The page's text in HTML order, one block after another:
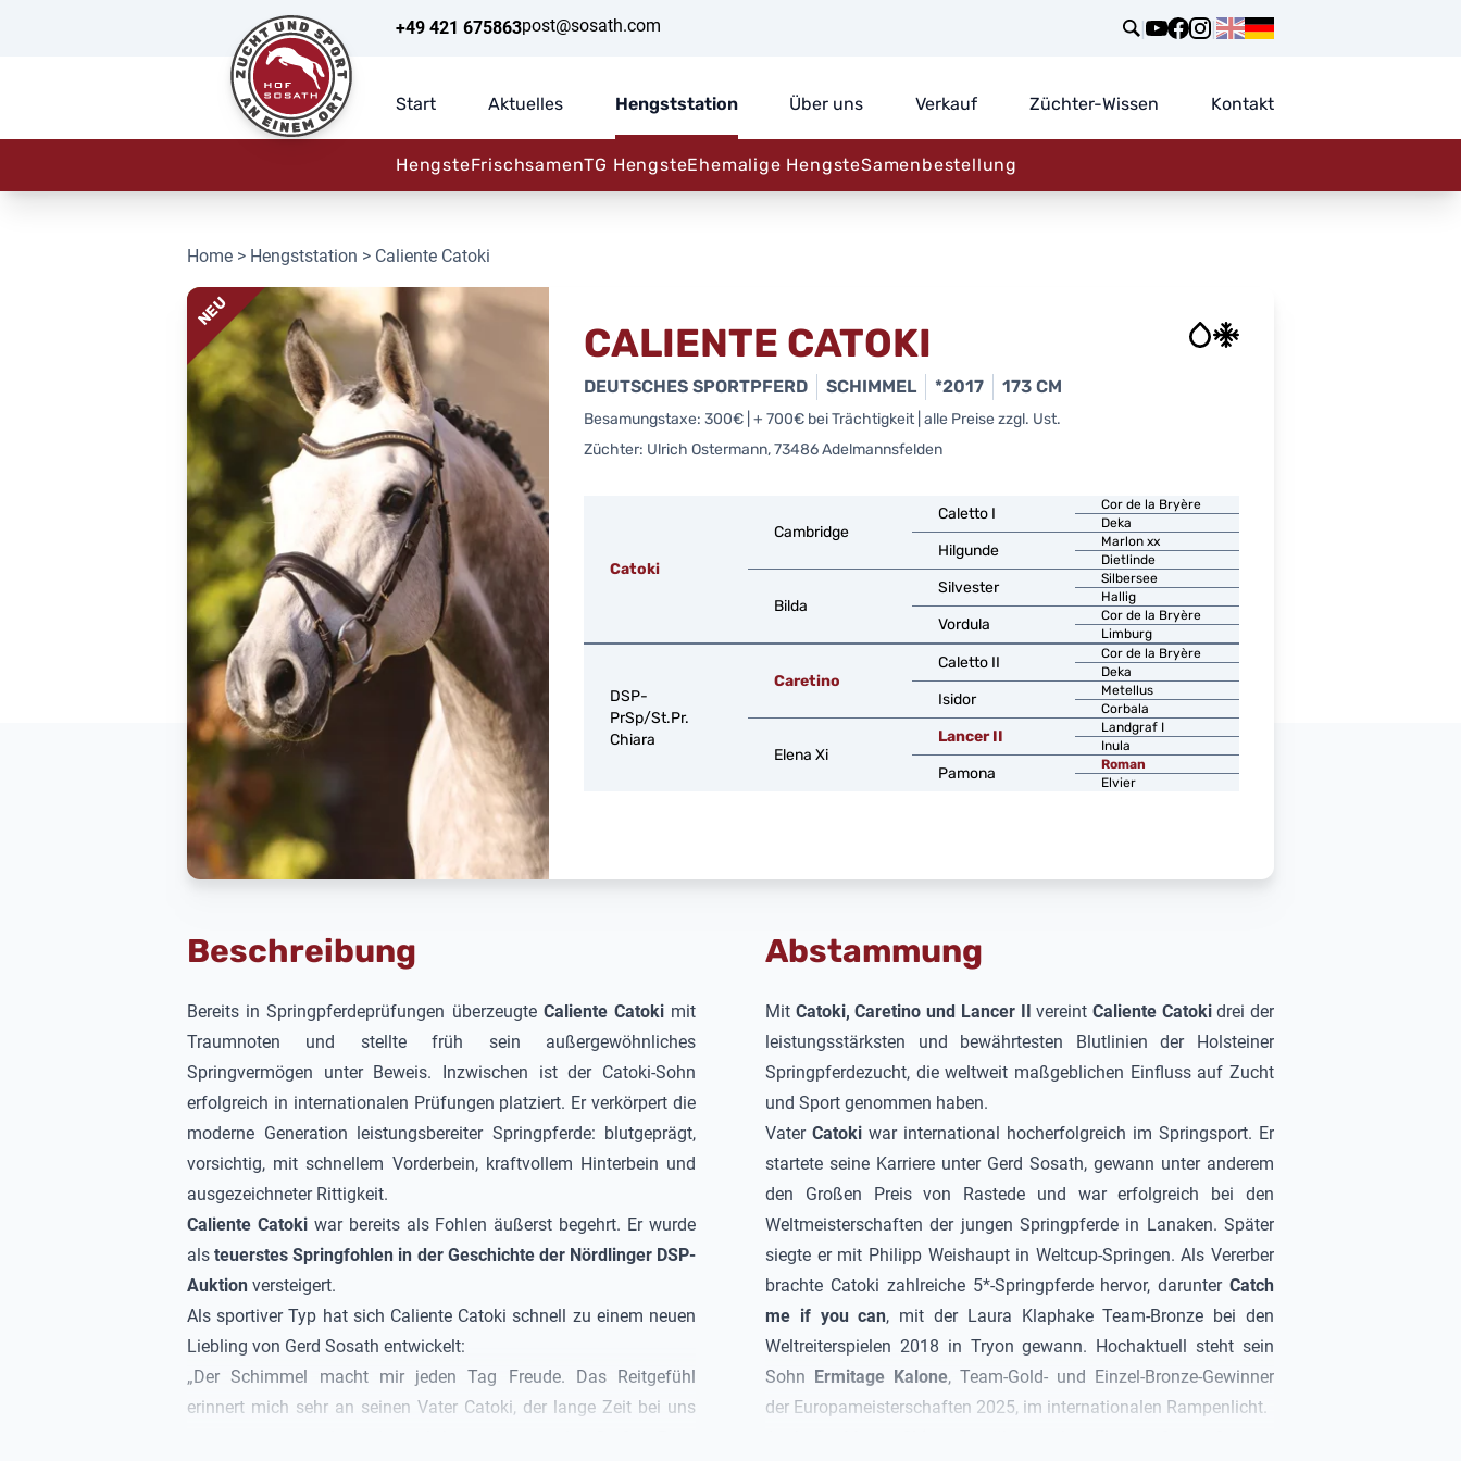
+49 421 675863post@sosath.com | |
Start Aktuelles Hengststation Über uns Verkauf Züchter-Wissen Kontakt
HengsteFrischsamenTG HengsteEhemalige HengsteSamenbestellung
Home > Hengststation > Caliente Catoki
NEU
CALIENTE CATOKI
DEUTSCHES SPORTPFERD SCHIMMEL *2017 173 CM
Besamungstaxe: 300€ | + 700€ bei Trächtigkeit | alle Preise zzgl. Ust.
Züchter: Ulrich Ostermann, 73486 Adelmannsfelden
Catoki
DSP-
PrSp/St.Pr.
Chiara
Cambridge
Bilda
Caretino
Elena Xi
Caletto I
Hilgunde
Silvester
Vordula
Caletto II
Isidor
Lancer II
Pamona
Cor de la Bryère
Deka
Marlon xx
Dietlinde
Silbersee
Hallig
Cor de la Bryère
Limburg
Cor de la Bryère
Deka
Metellus
Corbala
Landgraf I
Inula
Roman
Elvier
Beschreibung
Bereits in Springpferdeprüfungen überzeugte Caliente Catokimit
Traumnoten und stellte früh sein außergewöhnliches
Springvermögen unter Beweis. Inzwischen ist der Catoki-Sohn
erfolgreich in internationalen Prüfungen platziert. Er verkörpert die
moderne Generation leistungsbereiter Springpferde: blutgeprägt,
vorsichtig, mit schnellem Vorderbein, kraftvollem Hinterbein und
ausgezeichneter Rittigkeit.
Caliente Catokiwar bereits als Fohlen äußerst begehrt. Er wurde
alsteuerstes Springfohlen in der Geschichte der Nördlinger DSP-
Auktion versteigert.
Als sportiver Typ hat sich Caliente Catoki schnell zu einem neuen
Liebling von Gerd Sosath entwickelt:
„Der Schimmel macht mir jeden Tag Freude. Das Reitgefühl
erinnert mich sehr an seinen Vater Catoki, der lange Zeit bei uns
Abstammung
Mit Catoki, Caretino und Lancer II vereint Caliente Catokidrei der
leistungsstärksten und bewährtesten Blutlinien der Holsteiner
Springpferdezucht, die weltweit maßgeblichen Einfluss auf Zucht
und Sport genommen haben.
Vater Catoki war international hocherfolgreich im Springsport. Er
startete seine Karriere unter Gerd Sosath, gewann unter anderem
den Großen Preis von Rastede und war erfolgreich bei den
Weltmeisterschaften der jungen Springpferde in Lanaken. Später
siegte er mit Philipp Weishaupt in Weltcup-Springen. Als Vererber
brachte Catoki zahlreiche 5*-Springpferde hervor, darunterCatch
me if you can, mit der Laura Klaphake Team-Bronze bei den
Weltreiterspielen 2018 in Tryon gewann. Hochaktuell steht sein
Sohn Ermitage Kalone, Team-Gold- und Einzel-Bronze-Gewinner
der Europameisterschaften 2025, im internationalen Rampenlicht.